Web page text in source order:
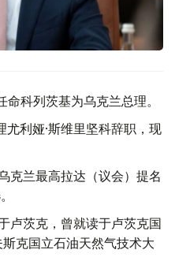
科列茨基为乌克兰总理。
利娅·斯维里坚科辞职，现
克兰最高拉达（议会）提名
卢茨克，曾就读于卢茨克国
克国立石油天然气技术大